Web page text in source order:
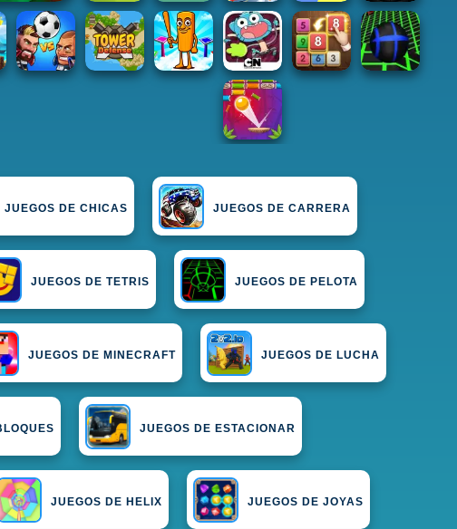
JUEGOS DE CHICAS JUEGOS DE CARRERA
JUEGOS DE TETRIS JUEGOS DE PELOTA
JUEGOS DE MINECRAFT JUEGOS DE LUCHA
JUEGOS DE ESTACIONAR
JUEGOS DE HELIX JUEGOS DE JOYAS